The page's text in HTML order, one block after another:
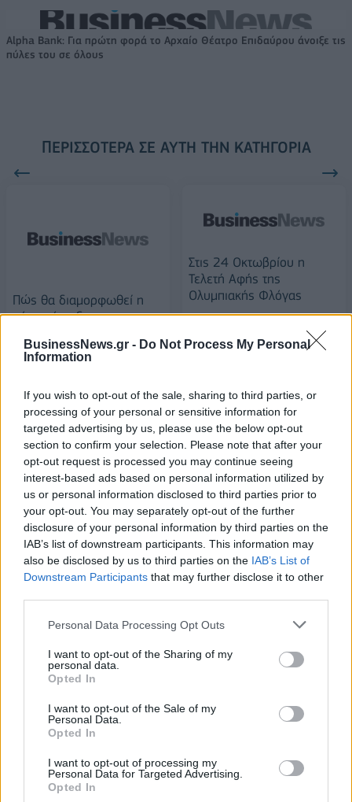
BusinessNews.gr - Do Not Process My Personal
Information
If you wish to opt-out of the sale, sharing to third parties, or
processing of your personal or sensitive information for
targeted advertising by us, please use the below opt-out
section to confirm your selection. Please note that after your
opt-out request is processed you may continue seeing
interest-based ads based on personal information utilized by
us or personal information disclosed to third parties prior to
your opt-out. You may separately opt-out of the further
disclosure of your personal information by third parties on the
IAB’s list of downstream participants. This information may
also be disclosed by us to third parties on the IAB’s List of
Downstream Participants that may further disclose it to other
Personal Data Processing Opt Outs
I want to opt-out of the Sharing of my
personal data.
Opted In
I want to opt-out of the Sale of my
Personal Data.
Opted In
I want to opt-out of processing my
Personal Data for Targeted Advertising.
Opted In
Alpha Bank: Για πρώτη φορά το Αρχαίο Θέατρο Επιδαύρου άνοιξε τις
πύλες του σε όλους
ΠΕΡΙΣΣΌΤΕΡΑ ΣΕ ΑΥΤΉ ΤΗΝ ΚΑΤΗΓΟΡΊΑ
Πώς θα διαμορφωθεί η
μέση σύνταξη με τον
2018- Αναλυτικά
παραδείγματα
Στις 24 Οκτωβρίου η
Τελετή Αφής της
Ολυμπιακής Φλόγας
16/10/2017 - 03:00
ΡΟΗ ΕΙΔΗΣΕΩΝ
ΥΠΑΑΤ: Επιπλέον 12,5 εκατ. ευρώ στις Περιφέρειες
για την ενίσχυση της βιοασφάλειας
07/08/2026 - 17:02 ΟΙΚΟΝΟΜΙΑ
Deloitte Ελλάδος: Χρηματοοικονομικός σύμβουλος
της ΔΕΗ για την είσοδο στην πολωνική αγορά
ενέργειας
07/08/2026 - 16:38